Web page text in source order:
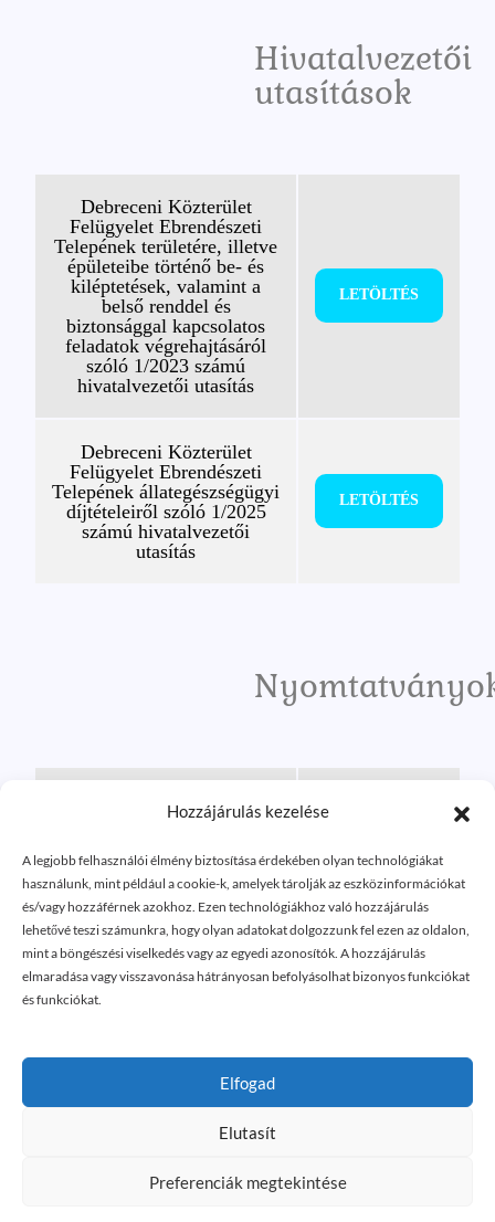
Hozzájárulás kezelése
A legjobb felhasználói élmény biztosítása érdekében olyan technológiákat
használunk, mint például a cookie-k, amelyek tárolják az eszközinformációkat
és/vagy hozzáférnek azokhoz. Ezen technológiákhoz való hozzájárulás
lehetővé teszi számunkra, hogy olyan adatokat dolgozzunk fel ezen az oldalon,
mint a böngészési viselkedés vagy az egyedi azonosítók. A hozzájárulás
elmaradása vagy visszavonása hátrányosan befolyásolhat bizonyos funkciókat
és funkciókat.
Elfogad
Elutasít
Preferenciák megtekintése
Hivatalvezetői
utasítások
Debreceni Közterület
Felügyelet Ebrendészeti
Telepének területére, illetve
épületeibe történő be- és
kiléptetések, valamint a
belső renddel és
biztonsággal kapcsolatos
feladatok végrehajtásáról
szóló 1/2023 számú
hivatalvezetői utasítás
LETÖLTÉS
Debreceni Közterület
Felügyelet Ebrendészeti
Telepének állategészségügyi
díjtételeiről szóló 1/2025
számú hivatalvezetői
utasítás
LETÖLTÉS
Örökbefogadási
megállapodás
Lemondó nyilatkozat LETÖLTÉS
CTS-Informatika Kft.